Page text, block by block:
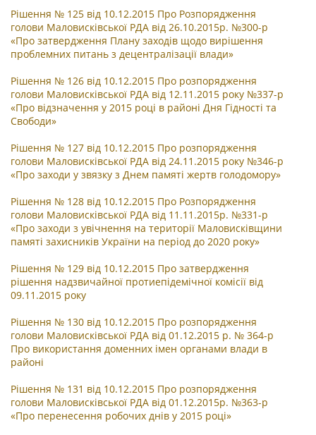
Рішення № 125 від 10.12.2015 Про Розпорядження
голови Маловисківської РДА від 26.10.2015р. №300-р
«Про затвердження Плану заходів щодо вирішення
проблемних питань з децентралізації влади»
Рішення № 126 від 10.12.2015 Про розпорядження
голови Маловисківської РДА від 12.11.2015 року №337-р
«Про відзначення у 2015 році в районі Дня Гідності та
Свободи»
Рішення № 127 від 10.12.2015 Про розпорядження
голови Маловисківської РДА від 24.11.2015 року №346-р
«Про заходи у звязку з Днем памяті жертв голодомору»
Рішення № 128 від 10.12.2015 Про Розпорядження
голови Маловисківської РДА від 11.11.2015р. №331-р
«Про заходи з увічнення на території Маловисківщини
памяті захисників України на період до 2020 року»
Рішення № 129 від 10.12.2015 Про затвердження
рішення надзвичайної протиепідемічної комісії від
09.11.2015 року
Рішення № 130 від 10.12.2015 Про розпорядження
голови Маловисківської РДА від 01.12.2015 р. № 364-р
Про використання доменних імен органами влади в
районі
Рішення № 131 від 10.12.2015 Про розпорядження
голови Маловисківської РДА від 01.12.2015р. №363-р
«Про перенесення робочих днів у 2015 році»